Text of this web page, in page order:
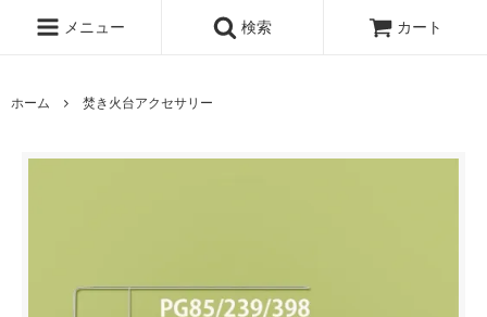
メニュー 検索 カート
ホーム 焚き火台アクセサリー